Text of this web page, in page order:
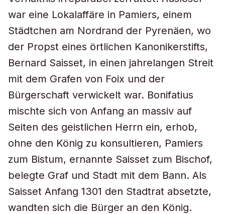
war eine Lokalaffäre in Pamiers, einem
Städtchen am Nordrand der Pyrenäen, wo
der Propst eines örtlichen Kanonikerstifts,
Bernard Saisset, in einen jahrelangen Streit
mit dem Grafen von Foix und der
Bürgerschaft verwickelt war. Bonifatius
mischte sich von Anfang an massiv auf
Seiten des geistlichen Herrn ein, erhob,
ohne den König zu konsultieren, Pamiers
zum Bistum, ernannte Saisset zum Bischof,
belegte Graf und Stadt mit dem Bann. Als
Saisset Anfang 1301 den Stadtrat absetzte,
wandten sich die Bürger an den König.